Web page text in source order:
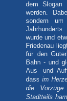
dem Slogan
werden.
sondern
wurde und
Friedenau
für den
Bahn - und
Aus- und
dassim
die Vorzüge
Stadtteils